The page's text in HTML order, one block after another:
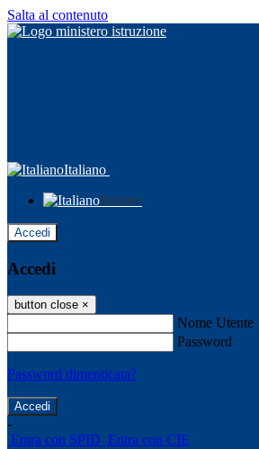
Salta al contenuto
Italiano
Italiano
Accedi
Accedi
button close ×
Nome Utente
Password
Password dimenticata?
-
Entra con SPID Entra con CIE